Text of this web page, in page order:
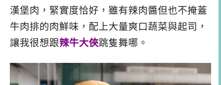
漢堡肉，緊實度恰好，雖有辣肉醬但也不掩蓋
牛肉排的肉鮮味，配上大量爽口蔬菜與起司，
讓我很想跟辣牛大俠跳隻舞哪。